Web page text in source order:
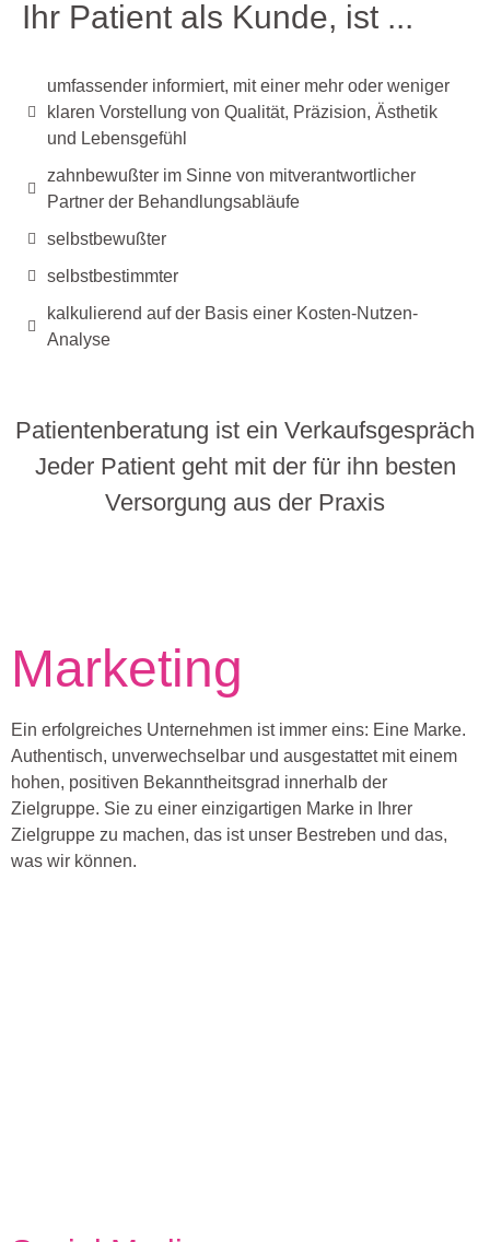
Ihr Patient als Kunde, ist ...
umfassender informiert, mit einer mehr oder weniger
klaren Vorstellung von Qualität, Präzision, Ästhetik
und Lebensgefühl
zahnbewußter im Sinne von mitverantwortlicher
Partner der Behandlungsabläufe
selbstbewußter
selbstbestimmter
kalkulierend auf der Basis einer Kosten-Nutzen-
Analyse
Patientenberatung ist ein Verkaufsgespräch
Jeder Patient geht mit der für ihn besten
Versorgung aus der Praxis
Marketing
Ein erfolgreiches Unternehmen ist immer eins: Eine Marke.
Authentisch, unverwechselbar und ausgestattet mit einem
hohen, positiven Bekanntheitsgrad innerhalb der
Zielgruppe. Sie zu einer einzigartigen Marke in Ihrer
Zielgruppe zu machen, das ist unser Bestreben und das,
was wir können.